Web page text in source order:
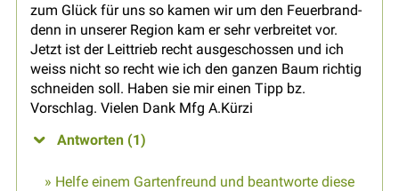
zum Glück für uns so kamen wir um den Feuerbrand-
denn in unserer Region kam er sehr verbreitet vor.
Jetzt ist der Leittrieb recht ausgeschossen und ich
weiss nicht so recht wie ich den ganzen Baum richtig
schneiden soll. Haben sie mir einen Tipp bz.
Vorschlag. Vielen Dank Mfg A.Kürzi
Antworten (1)
» Helfe einem Gartenfreund und beantworte diese